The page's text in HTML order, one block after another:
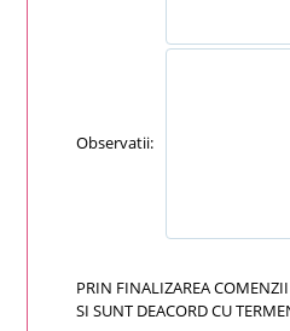
Observatii:
PRIN FINALIZAREA
SI SUNT DEACORD CU